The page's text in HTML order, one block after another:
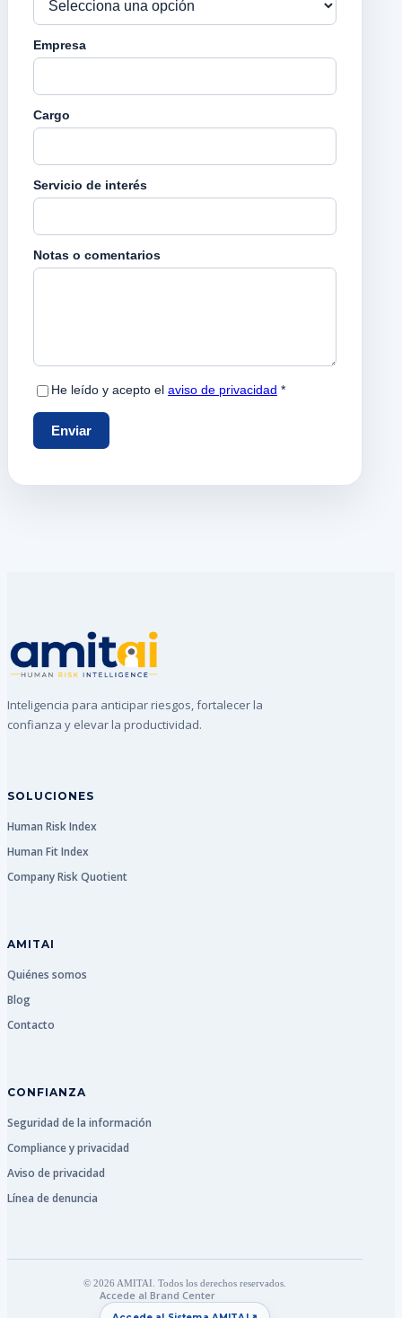
Inteligencia para anticipar riesgos, fortalecer la
confianza y elevar la productividad.
SOLUCIONES
Human Risk Index
Human Fit Index
Company Risk Quotient
AMITAI
Quiénes somos
Blog
Contacto
CONFIANZA
Seguridad de la información
Compliance y privacidad
Aviso de privacidad
Línea de denuncia
© 2026 AMITAI. Todos los derechos reservados.
Accede al Brand Center